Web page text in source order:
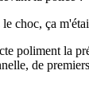
choc, ça
poliment la
de